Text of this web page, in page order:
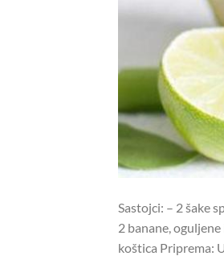
Sastojci: – 2 šake
2 banane,
koštica Priprema: